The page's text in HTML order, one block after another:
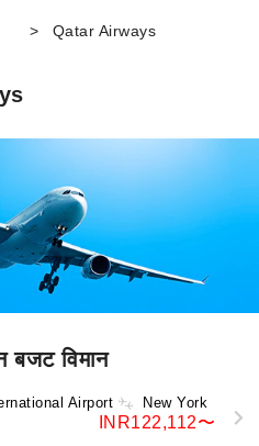
> Qatar Airways
विमान
Airport New York
INR122,112〜